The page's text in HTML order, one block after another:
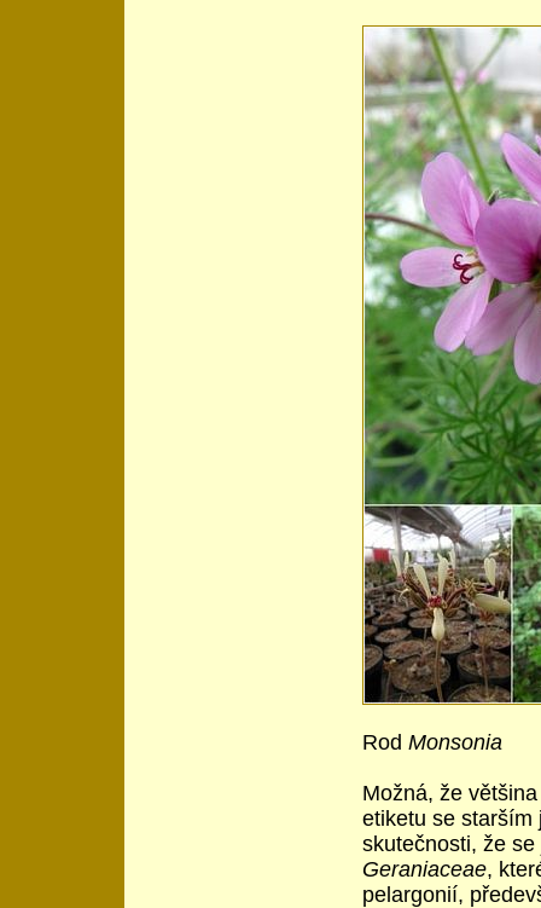
Rod Monsonia
Možná, že
etiketu se
skutečnosti, že
Geraniaceae,
pelargonií,